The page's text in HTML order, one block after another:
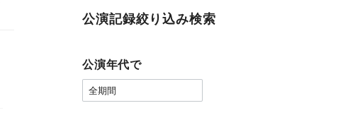
公演記録絞り込み検索
公演年代で